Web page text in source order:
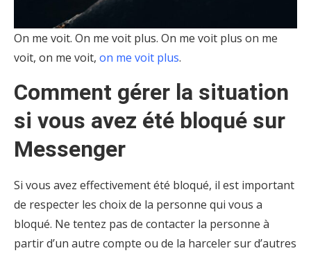
On me voit. On me voit plus. On me voit plus on me
voit, on me voit, on me voit plus.
Comment gérer la situation
si vous avez été bloqué sur
Messenger
Si vous avez effectivement été bloqué, il est important
de respecter les choix de la personne qui vous a
bloqué. Ne tentez pas de contacter la personne à
partir d’un autre compte ou de la harceler sur d’autres